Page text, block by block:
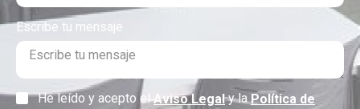
Escribe tu mensaje
He leído y acepto elAviso Legaly laPolítica de